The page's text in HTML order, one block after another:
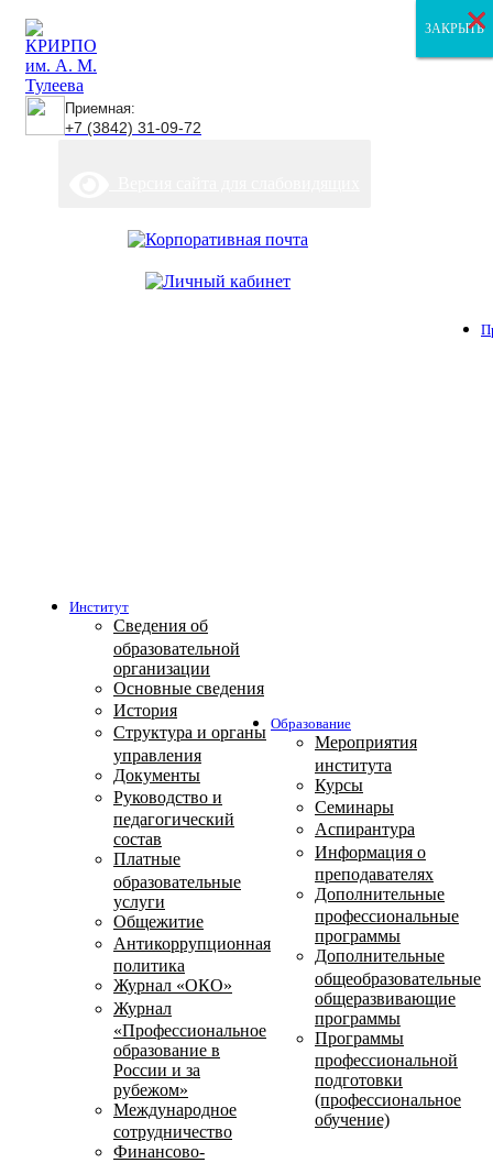
Приемная:
+7 (3842) 31-09-72
Институт
Сведения об
образовательной
организации
Основные сведения
История
Структура и органы
управления
Документы
Руководство и
педагогический
состав
Платные
образовательные
услуги
Общежитие
Антикоррупционная
политика
Журнал «ОКО»
Журнал
«Профессиональное
образование в
России и за
рубежом»
Международное
сотрудничество
Финансово-
Образование
Мероприятия
института
Курсы
Семинары
Аспирантура
Информация о
преподавателях
Дополнительные
профессиональные
программы
Дополнительные
общеобразовательные
общеразвивающие
программы
Программы
профессиональной
подготовки
(профессиональное
обучение)
ЗАКРЫТЬ
ЗАКРЫТЬ
ЗАКРЫТЬ
×
×
×